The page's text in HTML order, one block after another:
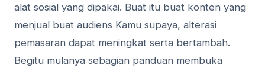
alat sosial yang dipakai. Buat itu buat konten yang
menjual buat audiens Kamu supaya, alterasi
pemasaran dapat meningkat serta bertambah.
Begitu mulanya sebagian panduan membuka